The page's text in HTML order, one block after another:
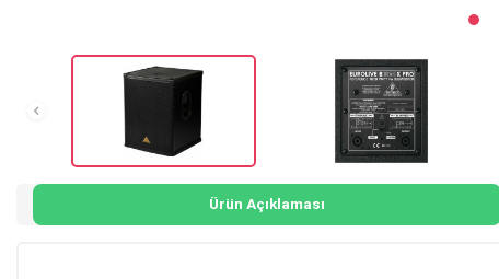
Ürün Açıklaması